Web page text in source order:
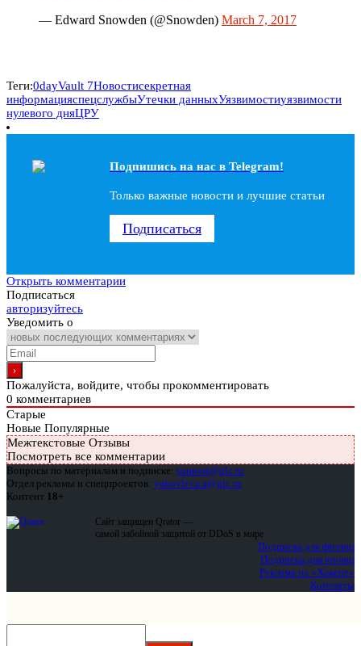
— Edward Snowden (@Snowden) March 7, 2017
Теги:0dayVault 7Новостисекретная
информацияспецслужбыУтечки данныхУязвимостиуязвимости
нулевого дняЦРУ
Подпишись на наc в Telegram!
Только важные новости и лучшие статьи
Подписаться
Открыть комментарии
Подписаться
авторизуйтесь
Уведомить о
Пожалуйста, войдите, чтобы прокомментировать
0 комментариев
Старые
Новые Популярные
Межтекстовые Отзывы
Посмотреть все комментарии
Вопросы по материалам и подписке: support@glc.ru
Отдел рекламы и спецпроектов: yakovleva.a@glc.ru
Контент 18+
Сайт защищен Qrator —
самой забойной защитой от DDoS в мире
Подписка для физлиц
Подписка для юрлиц
Реклама на «Хакере»
Контакты